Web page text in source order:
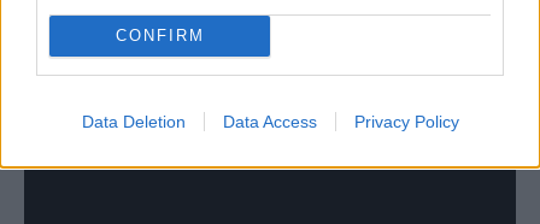
CONFIRM
Data Deletion Data Access Privacy Policy